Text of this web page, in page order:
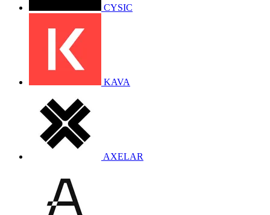
CYSIC
KAVA
AXELAR